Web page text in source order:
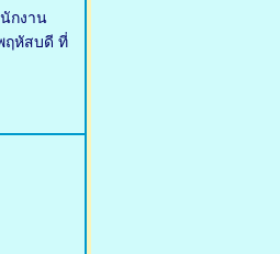
กงาน
ฤหัสบดี ที่